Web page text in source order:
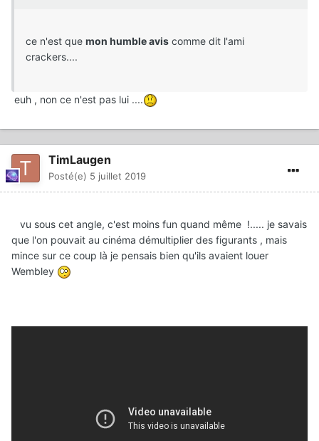
ce n'est que mon humble avis comme dit l'ami
crackers....
euh , non ce n'est pas lui ....
TimLaugen
Posté(e) 5 juillet 2019
vu sous cet angle, c'est moins fun quand même !..... je savais
que l'on pouvait au cinéma démultiplier des figurants , mais
mince sur ce coup là je pensais bien qu'ils avaient louer
Wembley